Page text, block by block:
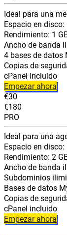
Ideal para una
Espacio en
Rendimiento: 1
Ancho de banda
4 bases de datos
Copias de
cPanel incluido
Empezar ahora
€30
€180
PRO
Ideal para una
Espacio en
Rendimiento: 2
Ancho de banda
Subdominios
Bases de datos
Copias de
cPanel incluido
Empezar ahora